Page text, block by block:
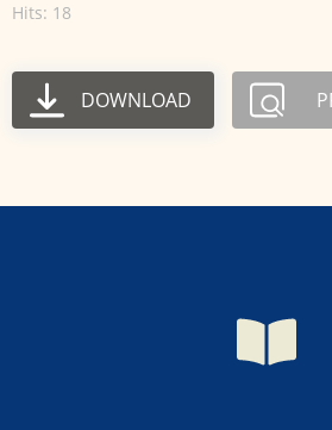
Hits: 18
DOWNLOAD